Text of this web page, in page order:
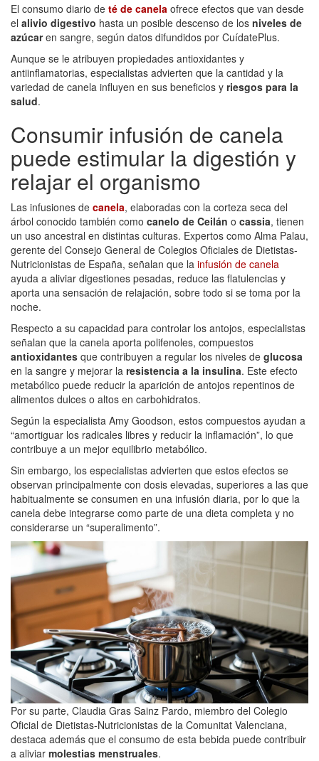
El consumo diario de té de canela ofrece efectos que van desde
el alivio digestivo hasta un posible descenso de los niveles de
azúcaren sangre, según datos difundidos por CuídatePlus.
Aunque se le atribuyen propiedades antioxidantes y
antiinflamatorias, especialistas advierten que la cantidad y la
variedad de canela influyen en sus beneficios y riesgos para la
salud.
Consumir infusión de canela
puede estimular la digestión y
relajar el organismo
Las infusiones de canela, elaboradas con la corteza seca del
árbol conocido también como canelo de Ceilán o cassia, tienen
un uso ancestral en distintas culturas. Expertos como Alma Palau,
gerente del Consejo General de Colegios Oficiales de Dietistas-
Nutricionistas de España, señalan que la infusión de canela
ayuda a aliviar digestiones pesadas, reduce las flatulencias y
aporta una sensación de relajación, sobre todo si se toma por la
noche.
Respecto a su capacidad para controlar los antojos, especialistas
señalan que la canela aporta polifenoles, compuestos
antioxidantes que contribuyen a regular los niveles de glucosa
en la sangre y mejorar la resistencia a la insulina. Este efecto
metabólico puede reducir la aparición de antojos repentinos de
alimentos dulces o altos en carbohidratos.
Según la especialista Amy Goodson, estos compuestos ayudan a
“amortiguar los radicales libres y reducir la inflamación”, lo que
contribuye a un mejor equilibrio metabólico.
Sin embargo, los especialistas advierten que estos efectos se
observan principalmente con dosis elevadas, superiores a las que
habitualmente se consumen en una infusión diaria, por lo que la
canela debe integrarse como parte de una dieta completa y no
considerarse un “superalimento”.
Por su parte, Claudia Gras Sainz Pardo, miembro del Colegio
Oficial de Dietistas-Nutricionistas de la Comunitat Valenciana,
destaca además que el consumo de esta bebida puede contribuir
a aliviar molestias menstruales.